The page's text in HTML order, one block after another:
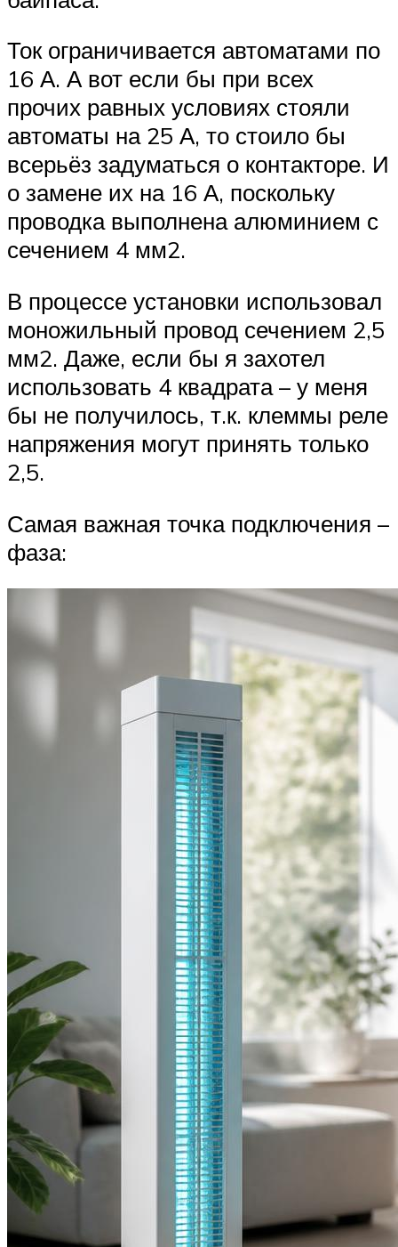
Ток ограничивается автоматами по
16 А. А вот если бы при всех
прочих равных условиях стояли
автоматы на 25 А, то стоило бы
всерьёз задуматься о контакторе. И
о замене их на 16 А, поскольку
проводка выполнена алюминием с
сечением 4 мм2.
В процессе установки использовал
моножильный провод сечением 2,5
мм2. Даже, если бы я захотел
использовать 4 квадрата – у меня
бы не получилось, т.к. клеммы реле
напряжения могут принять только
2,5.
Самая важная точка подключения –
фаза: